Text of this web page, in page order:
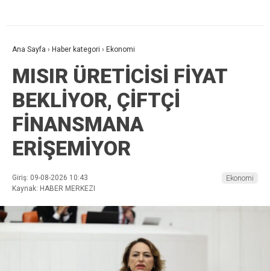
Ana Sayfa › Haber kategori › Ekonomi
MISIR ÜRETİCİSİ FİYAT
BEKLİYOR, ÇİFTÇİ
FİNANSMANA
ERİŞEMİYOR
Giriş: 09-08-2026 10:43
Kaynak: HABER MERKEZI
Ekonomi